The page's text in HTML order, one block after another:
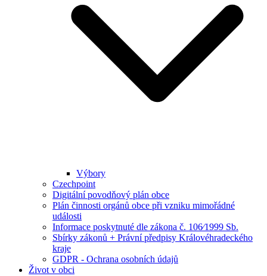
Výbory
Czechpoint
Digitální povodňový plán obce
Plán činnosti orgánů obce při vzniku mimořádné
události
Informace poskytnuté dle zákona č. 106⁄1999 Sb.
Sbírky zákonů + Právní předpisy Královéhradeckého
kraje
GDPR - Ochrana osobních údajů
Život v obci